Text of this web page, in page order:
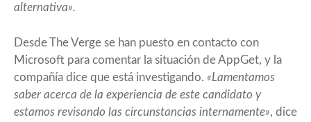
alternativa».
Desde The Verge se han puesto en contacto con
Microsoft para comentar la situación de AppGet, y la
compañía dice que está investigando. «Lamentamos
saber acerca de la experiencia de este candidato y
estamos revisando las circunstancias internamente», dice